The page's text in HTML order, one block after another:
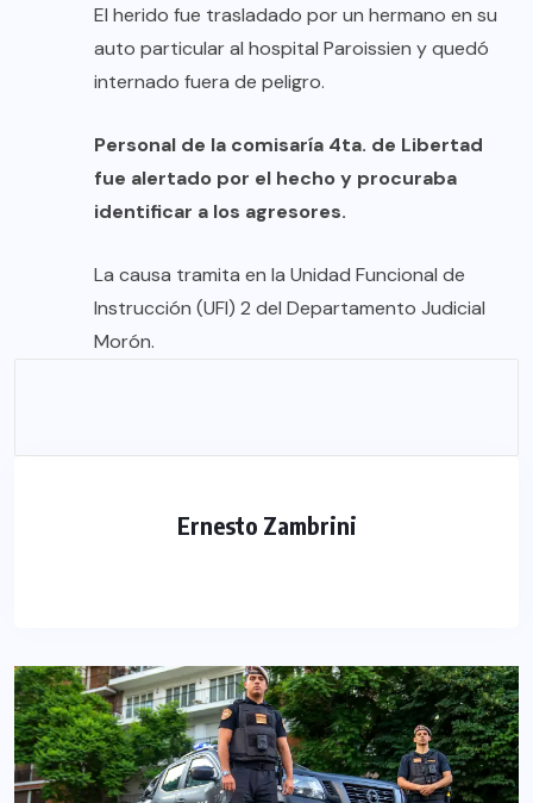
El herido fue trasladado por un hermano en su
auto particular al hospital Paroissien y quedó
internado fuera de peligro.
Personal de la comisaría 4ta. de Libertad
fue alertado por el hecho y procuraba
identificar a los agresores.
La causa tramita en la Unidad Funcional de
Instrucción (UFI) 2 del Departamento Judicial
Morón.
Ernesto Zambrini